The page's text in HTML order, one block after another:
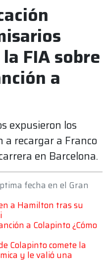
FIA sobre
a
expusieron los
recargar a Franco
en Barcelona.
fecha en el Gran
a Hamilton tras su
a Colapinto ¿Cómo
Colapinto comete la
y le valió una